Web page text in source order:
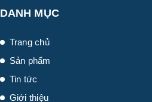
DANH MỤC
Trang chủ
Sản phẩm
Tin tức
Giới thiệu